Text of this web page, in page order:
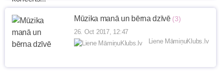
Mūzika manā un bērna dzīvē (3)
26. Oct 2017, 12:47
Liene MāmiņuKlubs.lv